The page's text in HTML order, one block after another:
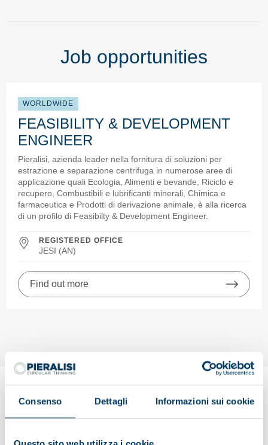
Consenso Dettagli Informazioni sui cookie
Job opportunities
WORLDWIDE
FEASIBILITY & DEVELOPMENT
ENGINEER
Pieralisi, azienda leader nella fornitura di soluzioni per
estrazione e separazione centrifuga in numerose aree di
applicazione quali Ecologia, Alimenti e bevande, Riciclo e
recupero, Combustibili e lubrificanti minerali, Chimica e
farmaceutica e Prodotti di derivazione animale, è alla ricerca
di un profilo di Feasibilty & Development Engineer.
REGISTERED OFFICE
JESI (AN)
Find out more